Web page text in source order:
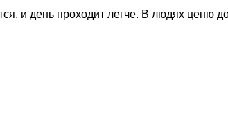
и день проходит легче. В людях ценю